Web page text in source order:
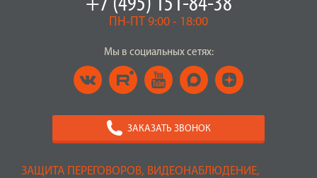
ЗАЩИТА ПЕРЕГОВОРОВ, ВИДЕОНАБЛЮДЕНИЕ,
ПН-ПТ 9:00 - 18:00
Мы в социальных сетях:
ЗАКАЗАТЬ ЗВОНОК